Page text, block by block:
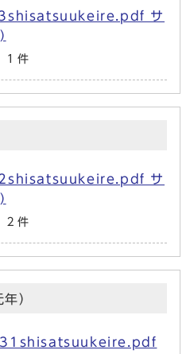
サ
１件
サ
２件
）